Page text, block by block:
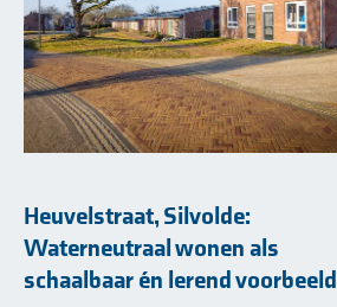
Heuvelstraat, Silvolde:
Waterneutraal wonen als
schaalbaar én lerend voorbeeld